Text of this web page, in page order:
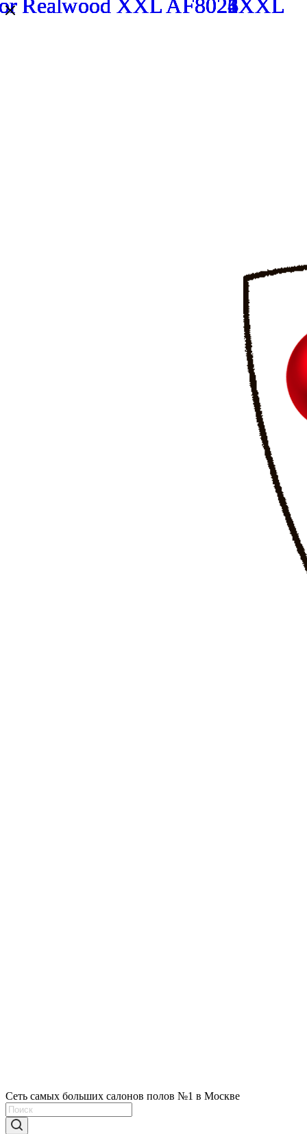
Сеть самых больших салонов полов №1 в Москве